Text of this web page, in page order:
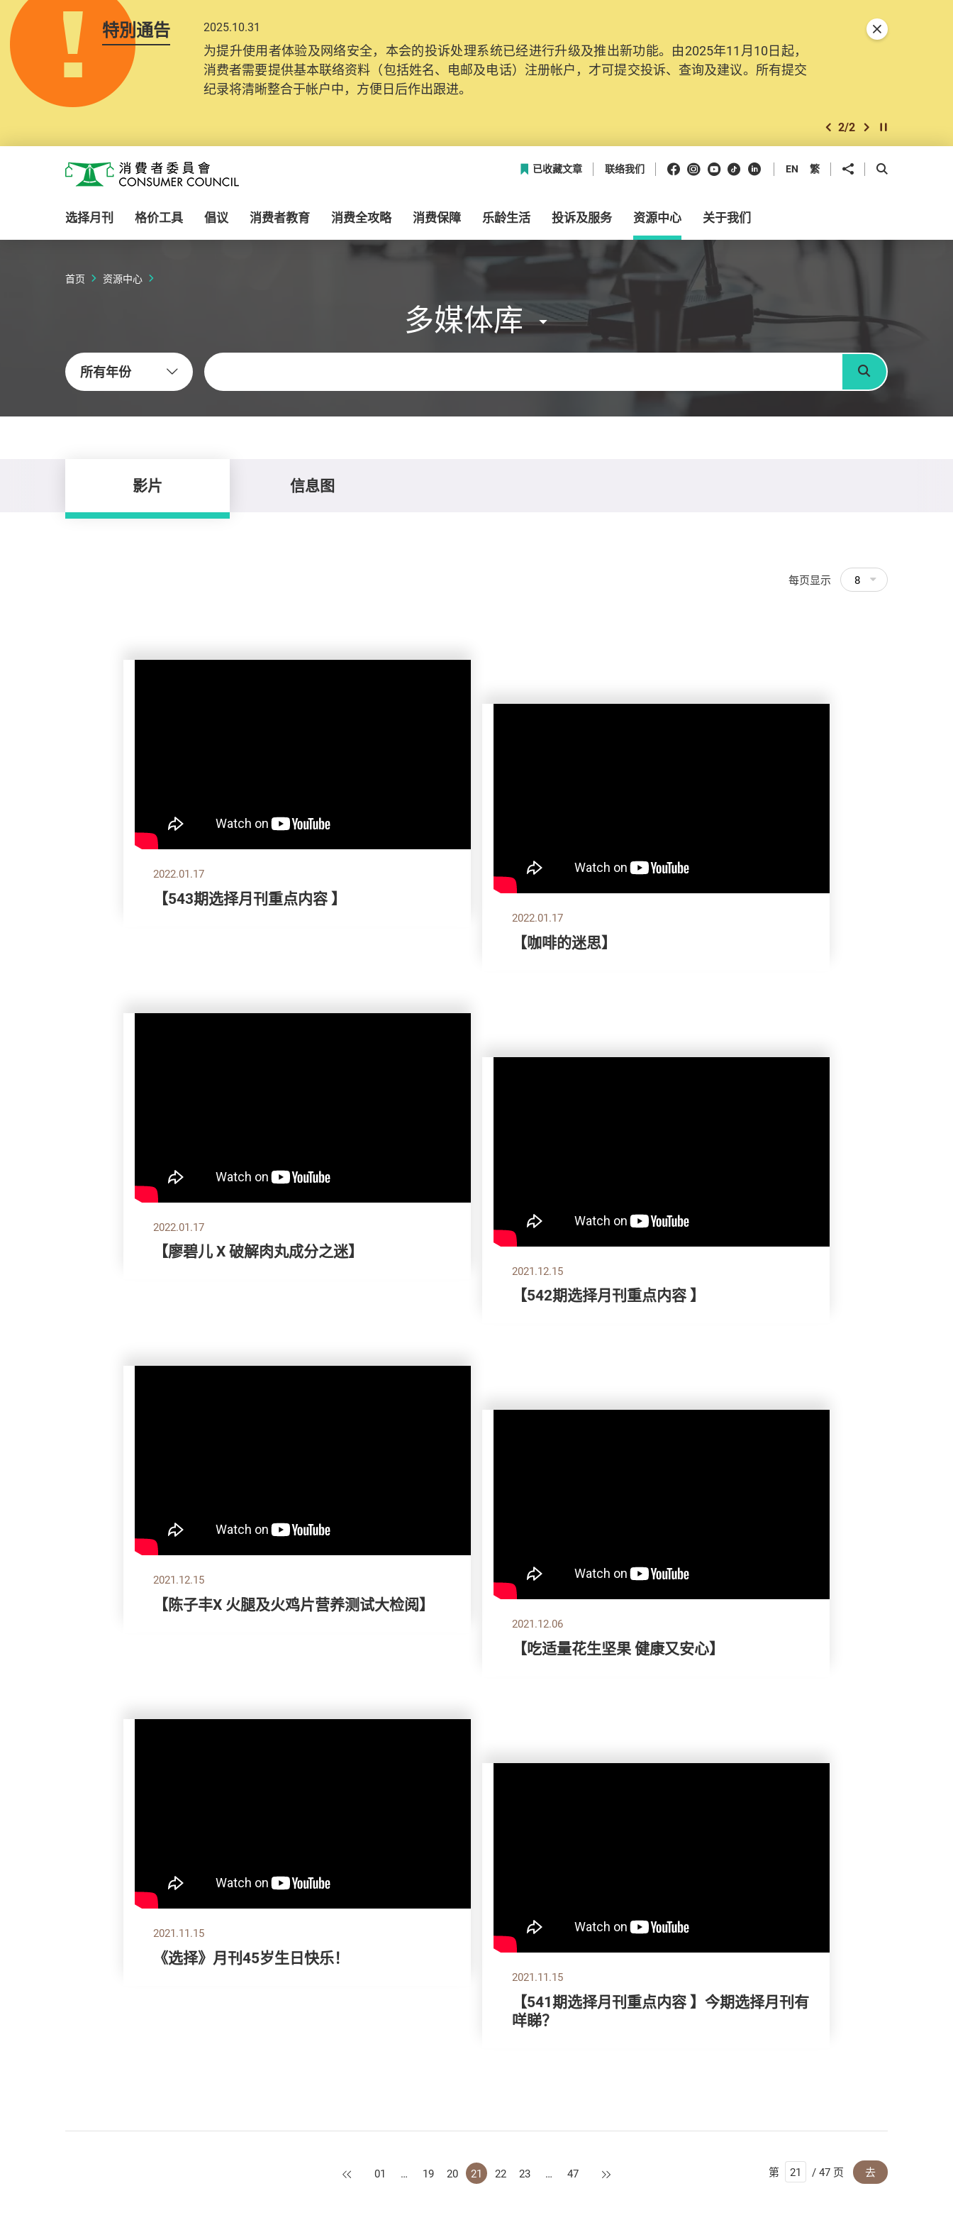
特別通告 2025.10.31
为提升使用者体验及网络安全，本会的投诉处理系统已经进行升级及推出新功能。由2025年11月10日起，
消费者需要提供基本联络资料（包括姓名、电邮及电话）注册帐户，才可提交投诉、查询及建议。所有提交
纪录将清晰整合于帐户中，方便日后作出跟进。
上一个
2/2 下一个开始/暂停幻灯
关闭特別通告
消费者委员会
已收藏文章 联络我们 Facebook
Instagram
Youtube
抖音领英 EN 繁 分享到 开启搜寻框
选择月刊 格价工具 倡议 消费者教育 消费全攻略 消费保障 乐龄生活 投诉及服务 资源中心 关于我们
首页 资源中心
多媒体库
所有年份
关键字
搜寻
影片 信息图
每页显示 8
2022.01.17
【543期选择月刊重点内容 】
2022.01.17
【咖啡的迷思】
2022.01.17
【廖碧儿 X 破解肉丸成分之迷】
2021.12.15
【542期选择月刊重点内容 】
2021.12.15
【陈子丰X 火腿及火鸡片营养测试大检阅】
2021.12.06
【吃适量花生坚果 健康又安心】
2021.11.15
《选择》月刊45岁生日快乐！
2021.11.15
【541期选择月刊重点内容 】今期选择月刊有
咩睇？
上一页
01 … 19 20 21 22 23 … 47 下一页 第 / 47 页 去